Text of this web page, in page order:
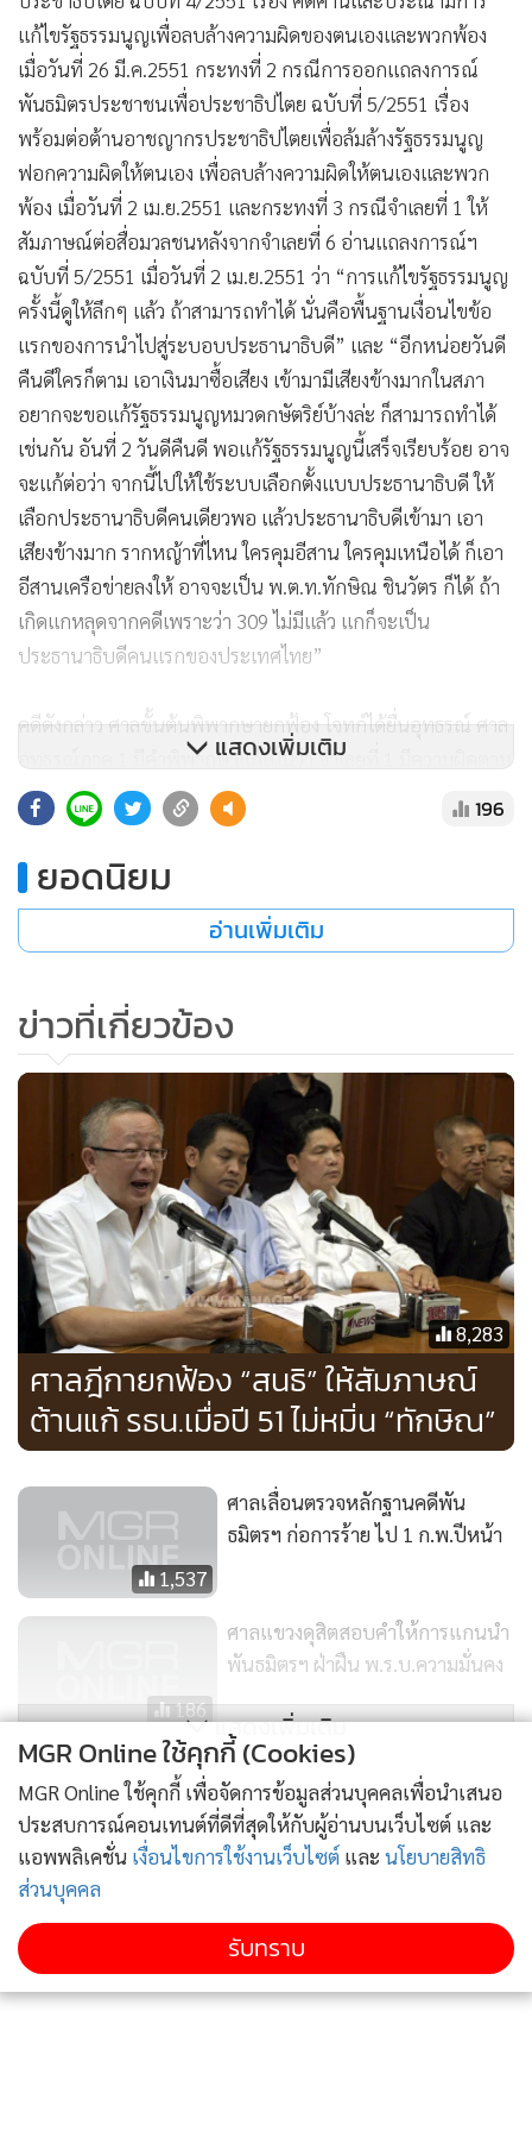
แก้ไขรัฐธรรมนูญเพื่อลบล้างความผิดของตนเองและพวกพ้อง
เมื่อวันที่ 26 มี.ค.2551 กระทงที่ 2 กรณีการออกแถลงการณ์
พันธมิตรประชาชนเพื่อประชาธิปไตย ฉบับที่ 5/2551 เรื่อง
พร้อมต่อต้านอาชญากรประชาธิปไตยเพื่อล้มล้างรัฐธรรมนูญ
ฟอกความผิดให้ตนเอง เพื่อลบล้างความผิดให้ตนเองและพวก
พ้อง เมื่อวันที่ 2 เม.ย.2551 และกระทงที่ 3 กรณีจำเลยที่ 1 ให้
สัมภาษณ์ต่อสื่อมวลชนหลังจากจำเลยที่ 6 อ่านแถลงการณ์ฯ
ฉบับที่ 5/2551 เมื่อวันที่ 2 เม.ย.2551 ว่า “การแก้ไขรัฐธรรมนูญ
ครั้งนี้ดูให้ลึกๆ แล้ว ถ้าสามารถทำได้ นั่นคือพื้นฐานเงื่อนไขข้อ
แรกของการนำไปสู่ระบอบประธานาธิบดี” และ “อีกหน่อยวันดี
คืนดีใครก็ตาม เอาเงินมาซื้อเสียง เข้ามามีเสียงข้างมากในสภา
อยากจะขอแก้รัฐธรรมนูญหมวดกษัตริย์บ้างล่ะ ก็สามารถทำได้
เช่นกัน อันที่ 2 วันดีคืนดี พอแก้รัฐธรรมนูญนี้เสร็จเรียบร้อย อาจ
จะแก้ต่อว่า จากนี้ไปให้ใช้ระบบเลือกตั้งแบบประธานาธิบดี ให้
เลือกประธานาธิบดีคนเดียวพอ แล้วประธานาธิบดีเข้ามา เอา
เสียงข้างมาก รากหญ้าที่ไหน ใครคุมอีสาน ใครคุมเหนือได้ ก็เอา
อีสานเครือข่ายลงให้ อาจจะเป็น พ.ต.ท.ทักษิณ ชินวัตร ก็ได้ ถ้า
เกิดแกหลุดจากคดีเพราะว่า 309 ไม่มีแล้ว แกก็จะเป็น
ประธานาธิบดีคนแรกของประเทศไทย”
คดีดังกล่าว ศาลชั้นต้นพิพากษายกฟ้อง โจทก์ได้ยื่นอุทธรณ์ ศาล
อุทธรณ์ภาค 1 มีคำพิพากษาแก้เป็นว่า จำเลยที่ 1 มีความผิดตาม
ประมวลกฎหมายอาญา มาตรา 328 เพียง 1 กระทง ให้จำคุก 6
เดือน ปรับ 20,000 บาท และให้โฆษณาคำพิพากษาโดยย่อลงใน
หนังสือพิมพ์มติชนและผู้จัดการรายวันเป็นเวลา 5 วัน จำเลยที่ 1
ยื่นฎีกา
จำเลยที่ 1 เป็นการแสดงออกถึงความเชื่อและความไม่เห็นด้วยที่
รัฐบาลในขณะนั้นมีการดำเนินการแก้ไขรัฐธรรมนูญโดยไม่ฟัง
เสียงบุคคลอื่นและประชาชน การกระทำของจำเลยที่ 1 จึง
เป็นการแสดงความคิดเห็นติชมด้วยความเป็นธรรม ซึ่งบุคคลหรือ
สิ่งอันใด อันเป็นวิสัยของประชาชนย่อมกระทำ ไม่เกินเลยไปจาก
ความจริง ไม่ปรากฏความไม่สุจริต จำเลยที่ 1 จึงไม่มีความผิดฐาน
หมิ่นประมาท ที่ศาลอุทธรณ์ภาค 1 พิพากษามานั้น ศาลฎีกาไม่
เห็นด้วย ฎีกาของจำเลยที่ 1 ฟังขึ้น พิพากษาเป็นว่าให้ยกฟ้อง
จำเลยที่ 1 เสียด้วย นอกจากที่แก้ ให้เป็นไปตามคำพิพากษาศาล
อุทธรณ์ภาค 1
แสดงเพิ่มเติม
196
ยอดนิยม
อ่านเพิ่มเติม
ข่าวที่เกี่ยวข้อง
8,283
ศาลฎีกายกฟ้อง “สนธิ” ให้สัมภาษณ์
ต้านแก้ รธน.เมื่อปี 51 ไม่หมิ่น “ทักษิณ”
1,537
ศาลเลื่อนตรวจหลักฐานคดีพัน
ธมิตรฯ ก่อการร้าย ไป 1 ก.พ.ปีหน้า
186
ศาลแขวงดุสิตสอบคำให้การแกนนำ
พันธมิตรฯ ฝ่าฝืน พ.ร.บ.ความมั่นคง
1,595
“พระสุเทพ” จัดอุปสมบทหมู่รุ่น 8
แนะ “บิ๊กตู่” ใช้ ม.44 สั่งคน
ปชป.บวชจะได้สงบขึ้น
แสดงเพิ่มเติม
MGR Online ใช้คุกกี้ (Cookies)
MGR Online ใช้คุกกี้ เพื่อจัดการข้อมูลส่วนบุคคลเพื่อนำเสนอ
ประสบการณ์คอนเทนต์ที่ดีที่สุดให้กับผู้อ่านบนเว็บไซต์ และ
แอพพลิเคชั่น เงื่อนไขการใช้งานเว็บไซต์ และ นโยบายสิทธิ
ส่วนบุคคล
รับทราบ